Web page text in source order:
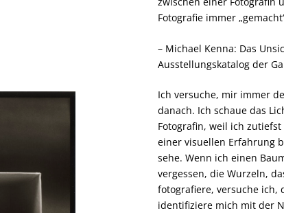
Fotografie immer
– Michael Kenna: Das
Ausstellungskatalog der
Ich versuche, mir immer
danach. Ich schaue das
Fotografin, weil ich
einer visuellen Erfahrung
sehe. Wenn ich einen
vergessen, die Wurzeln,
fotografiere, versuche ich,
identifiziere mich mit der